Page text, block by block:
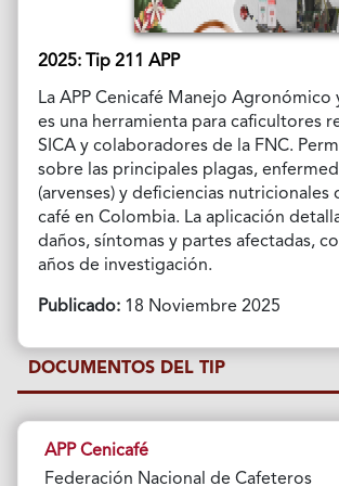
2025: Tip 211 APP
La APP Cenicafé Manejo Agronómico
es una herramienta para caficultores
SICA y colaboradores de la FNC.
sobre las principales plagas,
(arvenses) y deficiencias nutricionales
café en Colombia. La aplicación
daños, síntomas y partes afectadas,
años de investigación.
Publicado:18 Noviembre 2025
DOCUMENTOS DEL TIP
APP Cenicafé
Federación Nacional de Cafeteros